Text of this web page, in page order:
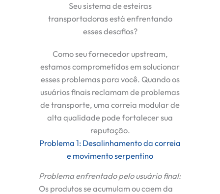
Seu sistema de esteiras
transportadoras está enfrentando
esses desafios?
Como seu fornecedor upstream,
estamos comprometidos em solucionar
esses problemas para você. Quando os
usuários finais reclamam de problemas
de transporte, uma correia modular de
alta qualidade pode fortalecer sua
reputação.
Problema 1: Desalinhamento da correia
e movimento serpentino
Problema enfrentado pelo usuário final:
Os produtos se acumulam ou caem da